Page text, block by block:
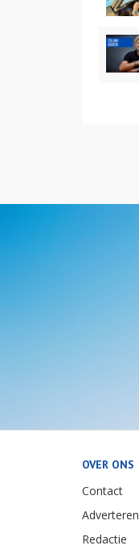
OVER ONS
Contact
Adverteren
Redactie